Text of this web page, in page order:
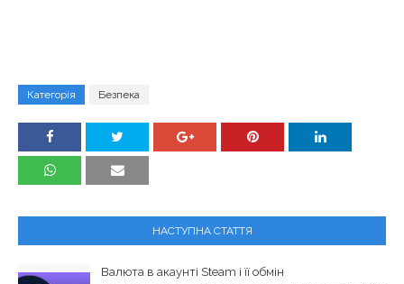
Категорія Безпека
НАСТУПНА СТАТТЯ
Валюта в акаунті Steam і її обмін